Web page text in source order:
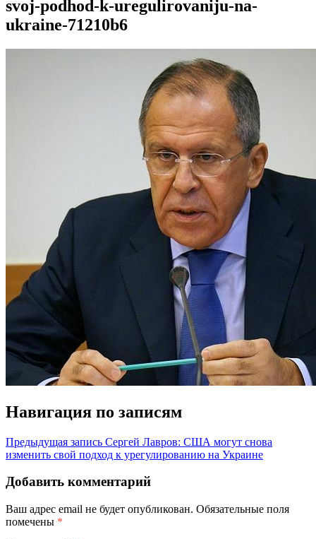
svoj-podhod-k-uregulirovaniju-na-
ukraine-71210b6
Навигация по записям
Предыдущая запись Сергей Лавров: США могут снова
изменить свой подход к урегулированию на Украине
Добавить комментарий
Ваш адрес email не будет опубликован. Обязательные поля
помечены *